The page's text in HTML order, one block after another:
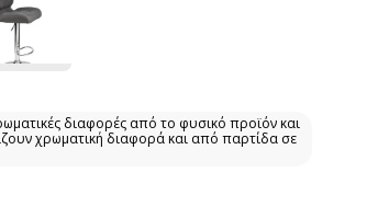
διαφορές από το φυσικό προϊόν και
χρωματική διαφορά και από παρτίδα σε